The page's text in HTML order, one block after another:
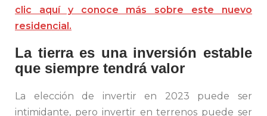
clic aquí y conoce más sobre este nuevo
residencial.
La tierra es una inversión estable
que siempre tendrá valor
La elección de invertir en 2023 puede ser
intimidante, pero invertir en terrenos puede ser